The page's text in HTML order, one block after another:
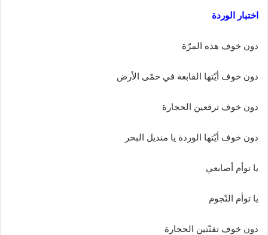
اختبار الوردة
دون خوف هذه المرّة
دون خوف أيّتها القابعة في حمّى الأرض
دون خوف ترفعين الحجارة
دون خوف أيّتها الوردة يا منديل البحر
يا توأم أصابعي
يا توأم النّجوم
دون خوف تفتّتين الحجارة